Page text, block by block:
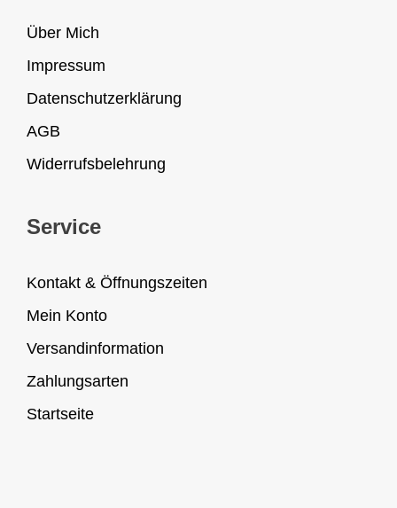
Über Mich
Impressum
Datenschutzerklärung
AGB
Widerrufsbelehrung
Service
Kontakt & Öffnungszeiten
Mein Konto
Versandinformation
Zahlungsarten
Startseite